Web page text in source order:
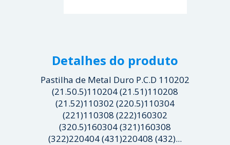
Detalhes do produto
Pastilha de Metal Duro P.C.D 110202
(21.50.5)110204 (21.51)110208
(21.52)110302 (220.5)110304
(221)110308 (222)160302
(320.5)160304 (321)160308
(322)220404 (431)220408 (432)...